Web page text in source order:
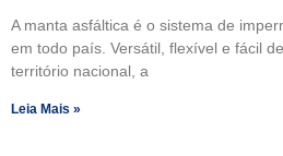
A manta asfáltica é o sistema de
em todo país. Versátil, flexível e fácil
território nacional, a
Leia Mais »